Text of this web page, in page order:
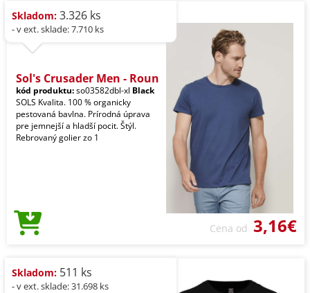
Skladom: 3.326 ks
- v ext. sklade: 7.710 ks
Sol's Crusader Men - Roun
kód produktu:so03582dbl-xl Black
SOLS Kvalita. 100 % organicky
pestovaná bavlna. Prírodná úprava
pre jemnejší a hladší pocit. Štýl.
Rebrovaný golier zo 1
Cena od 3,16€
Skladom: 511 ks
- v ext. sklade: 31.698 ks